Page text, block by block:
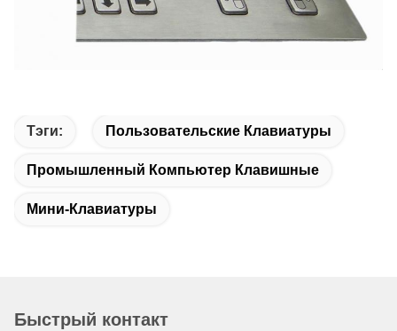
Тэги: Пользовательские Клавиатуры
Промышленный Компьютер Клавишные
Мини-Клавиатуры
Быстрый контакт